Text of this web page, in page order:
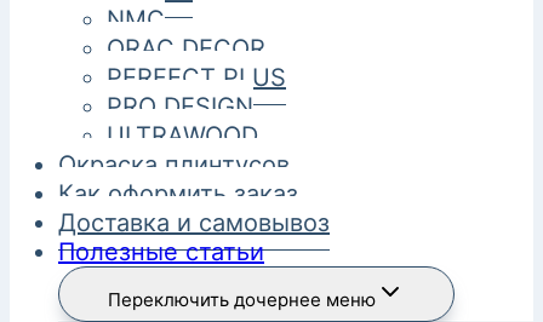
NMC
ORAC DECOR
PERFECT PLUS
PRO DESIGN
ULTRAWOOD
Окраска плинтусов
Как оформить заказ
Доставка и самовывоз
Полезные статьи
Переключить дочернее меню